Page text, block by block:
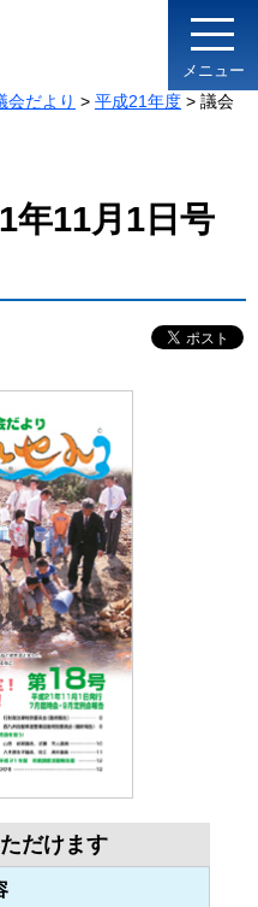
メニュー
会だより > 平成21年度 > 議会
年11月1日号
だけます